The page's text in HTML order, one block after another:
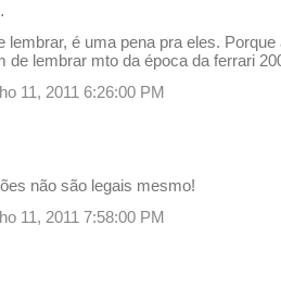
lembrar, é uma pena pra eles.
de lembrar mto da época da ferrari
11, 2011 6:26:00 PM
não são legais mesmo!
11, 2011 7:58:00 PM